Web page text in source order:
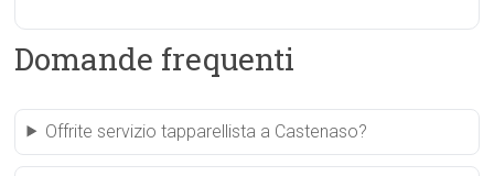
Domande frequenti
Offrite servizio tapparellista a Castenaso?